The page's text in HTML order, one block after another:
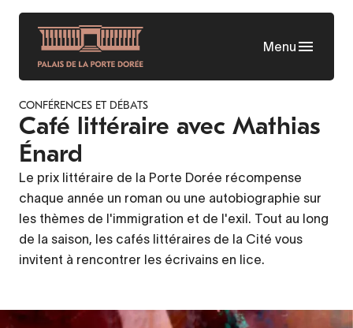
Aller
contenu
principal
Menu
CONFÉRENCES ET DÉBATS
Café littéraire avec Mathias
Énard
Le prix littéraire de la Porte Dorée récompense
chaque année un roman ou une autobiographie sur
les thèmes de l'immigration et de l'exil. Tout au long
de la saison, les cafés littéraires de la Cité vous
invitent à rencontrer les écrivains en lice.